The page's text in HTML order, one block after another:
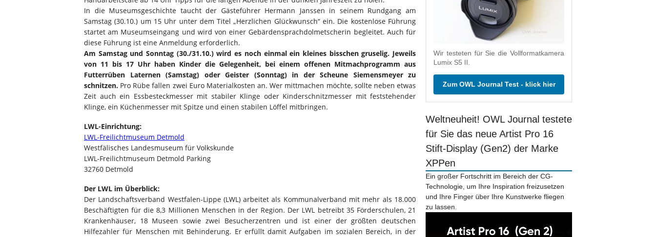
In die Museumsgeschichte taucht der Gästeführer Hermann Janssen in seinem Rundgang am
Samstag (30.10.) um 15 Uhr unter dem Titel „Herzlichen Glückwunsch“ ein. Die kostenlose Führung
startet am Museumseingang und wird von einer Gebärdensprachdolmetscherin begleitet. Auch für
diese Führung ist eine Anmeldung erforderlich.
Am Samstag und Sonntag (30./31.10.) wird es noch einmal ein kleines bisschen gruselig. Jeweils
von 11 bis 17 Uhr haben Kinder die Gelegenheit, bei einem offenen Mitmachprogramm aus
Futterrüben Laternen (Samstag) oder Geister (Sonntag) in der Scheune Siemensmeyer zu
schnitzen. Pro Rübe fallen zwei Euro Materialkosten an. Wer mittmachen möchte, sollte neben etwas
Zeit auch ein Essbesteckmesser mit stabiler Klinge oder Kinderschnitzmesser mit feststehender
Klinge, ein Küchenmesser mit Spitze und einen stabilen Löffel mitbringen.
LWL-Einrichtung:
LWL-Freilichtmuseum Detmold
Westfälisches Landesmuseum für Volkskunde
LWL-Freilichtmuseum Detmold Parking
32760 Detmold
Der LWL im Überblick:
Der Landschaftsverband Westfalen-Lippe (LWL) arbeitet als Kommunalverband mit mehr als 18.000
Beschäftigten für die 8,3 Millionen Menschen in der Region. Der LWL betreibt 35 Förderschulen, 21
Krankenhäuser, 18 Museen sowie zwei Besucherzentren und ist einer der größten deutschen
Hilfezahler für Menschen mit Behinderung. Er erfüllt damit Aufgaben im sozialen Bereich, in der
Wir testeten für Sie die Vollformatkamera
Lumix S5 II.
Zum OWL Journal Test - klick hier
Weltneuheit! OWL Journal testete
für Sie das neue Artist Pro 16
Stift-Display (Gen2) der Marke
XPPen
Ein großer Fortschritt im Bereich der CG-
Technologie, um Ihre Inspiration freizusetzen
und Ihre Finger über Ihre Kunstwerke fliegen
zu lassen.